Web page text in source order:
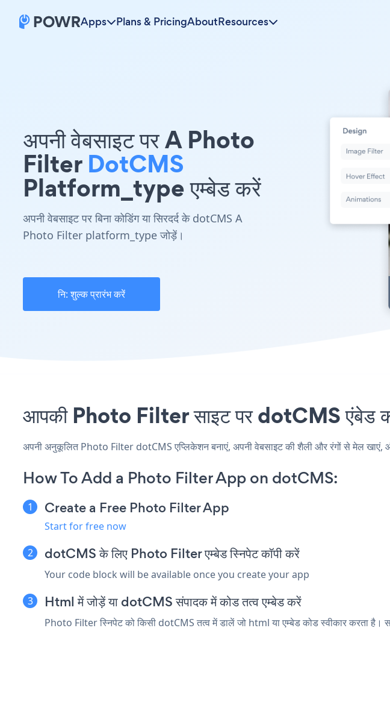
Apps Plans & PricingAboutResources
अपनी वेबसाइट पर A Photo
FilterDotCMS
Platform_type एम्बेड करें
अपनी वेबसाइट पर बिना कोडिंग या सिरदर्द के dotCMS A
Photo Filter platform_type जोड़ें।
नि: शुल्क प्रारंभ करें
आपकी Photo Filter साइट पर dotCMS एंबेड
अपनी अनुकूलित Photo Filter dotCMS एप्लिकेशन बनाएं, अपनी वेबसाइट की शैली और रंगों से मेल खाएं,
How To Add a Photo Filter App on dotCMS:
Create a Free Photo Filter App
Start for free now
dotCMS के लिए Photo Filter एम्बेड स्निपेट कॉपी करें
Your code block will be available once you create your app
Html में जोड़ें या dotCMS संपादक में कोड तत्व एम्बेड करें
Photo Filter स्निपेट को किसी dotCMS तत्व में डालें जो html या एम्बेड कोड स्वीकार करता